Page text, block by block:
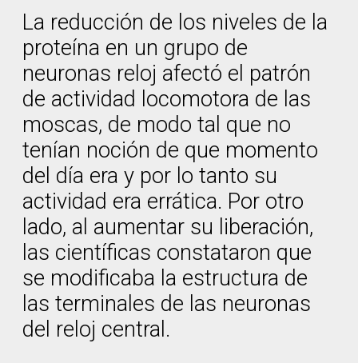
La reducción de los niveles de la
proteína en un grupo de
neuronas reloj afectó el patrón
de actividad locomotora de las
moscas, de modo tal que no
tenían noción de que momento
del día era y por lo tanto su
actividad era errática. Por otro
lado, al aumentar su liberación,
las científicas constataron que
se modificaba la estructura de
las terminales de las neuronas
del reloj central.